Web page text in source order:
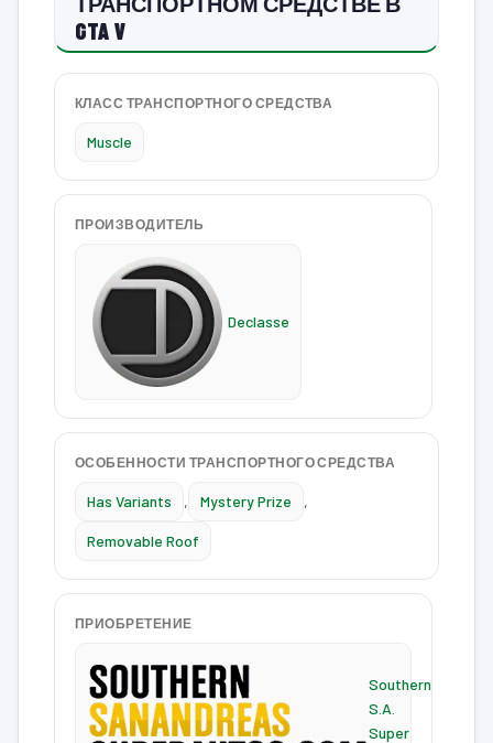
GTA V
КЛАСС ТРАНСПОРТНОГО СРЕДСТВА
Muscle
ПРОИЗВОДИТЕЛЬ
Declasse
ОСОБЕННОСТИ ТРАНСПОРТНОГО СРЕДСТВА
Has Variants , Mystery Prize ,
Removable Roof
ПРИОБРЕТЕНИЕ
Southern
S.A.
Super